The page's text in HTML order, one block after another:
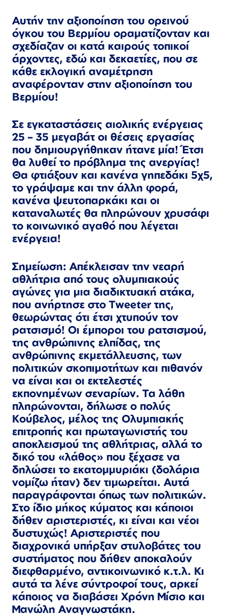
Αυτήν την αξιοποίηση του ορεινού
όγκου του Βερμίου οραματίζονταν και
σχεδίαζαν οι κατά καιρούς τοπικοί
άρχοντες, εδώ και δεκαετίες, που σε
κάθε εκλογική αναμέτρηση
αναφέρονταν στην αξιοποίηση του
Βερμίου!
Σε εγκαταστάσεις αιολικής ενέργειας
25 – 35 μεγαβάτ οι θέσεις εργασίας
που δημιουργήθηκαν ήτανε μία! Έτσι
θα λυθεί το πρόβλημα της ανεργίας!
Θα φτιάξουν και κανένα γηπεδάκι 5χ5,
το γράψαμε και την άλλη φορά,
κανένα ψευτοπαρκάκι και οι
καταναλωτές θα πληρώνουν χρυσάφι
το κοινωνικό αγαθό που λέγεται
ενέργεια!
Σημείωση: Απέκλεισαν την νεαρή
αθλήτρια από τους ολυμπιακούς
αγώνες για μια διαδικτυακή ατάκα,
που ανήρτησε στο Tweeter της,
θεωρώντας ότι έτσι χτυπούν τον
ρατσισμό! Οι έμποροι του ρατσισμού,
της ανθρώπινης ελπίδας, της
ανθρώπινης εκμετάλλευσης, των
πολιτικών σκοπιμοτήτων και πιθανόν
να είναι και οι εκτελεστές
εκπονημένων σεναρίων. Τα λάθη
πληρώνονται, δήλωσε ο πολύς
Κούβελος, μέλος της Ολυμπιακής
επιτροπής και πρωταγωνιστής του
αποκλεισμού της αθλήτριας, αλλά το
δικό του «λάθος» που ξέχασε να
δηλώσει το εκατομμυριάκι (δολάρια
νομίζω ήταν) δεν τιμωρείται. Αυτά
παραγράφονται όπως των πολιτικών.
Στο ίδιο μήκος κύματος και κάποιοι
δήθεν αριστεριστές, κι είναι και νέοι
δυστυχώς! Αριστεριστές που
διαχρονικά υπήρξαν στυλοβάτες του
συστήματος που δήθεν αποκαλούν
διεφθαρμένο, αντικοινωνικό κ.τ.λ. Κι
αυτά τα λένε σύντροφοί τους, αρκεί
κάποιος να διαβάσει Χρόνη Μίσιο και
Μανώλη Αναγνωστάκη.